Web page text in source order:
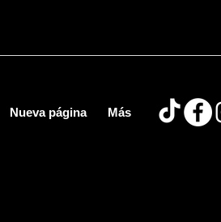
Nueva página Más